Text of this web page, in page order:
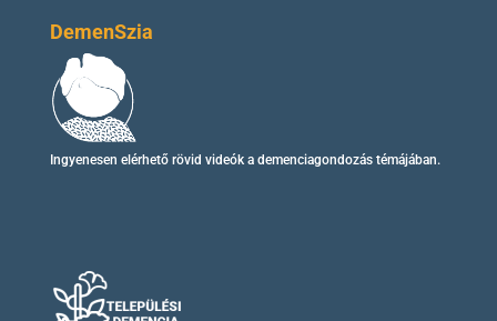
DemenSzia
Ingyenesen elérhető rövid videóka demenciagondozás témájában.